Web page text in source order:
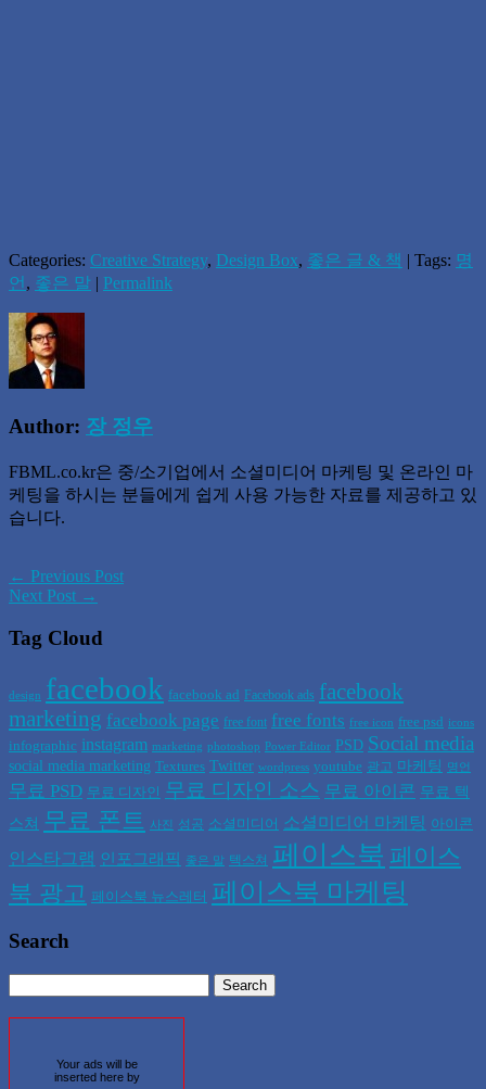
Categories: Creative Strategy, Design Box, 좋은 글 & 책 | Tags: 명
언 , 좋은 말 | Permalink
Author: 장 정우
FBML.co.kr은 중/소기업에서 소셜미디어 마케팅 및 온라인 마
케팅을 하시는 분들에게 쉽게 사용 가능한 자료를 제공하고 있
습니다.
← Previous Post
Next Post →
Tag Cloud
design facebook facebook ad Facebook ads facebook
marketing facebook page free font free fonts free icon free psd icons
infographic instagram marketing photoshop Power Editor PSD Social media
social media marketing Textures Twitter wordpress youtube 광고 마케팅 명언
무료 PSD 무료 디자인 무료 디자인 소스 무료 아이콘 무료 텍
스쳐 무료 폰트 사진 성공 소셜미디어 소셜미디어 마케팅 아이콘
인스타그램 인포그래픽 좋은 말 텍스쳐 페이스북 페이스
북 광고 페이스북 뉴스레터 페이스북 마케팅
Search
Your ads will be
inserted here by